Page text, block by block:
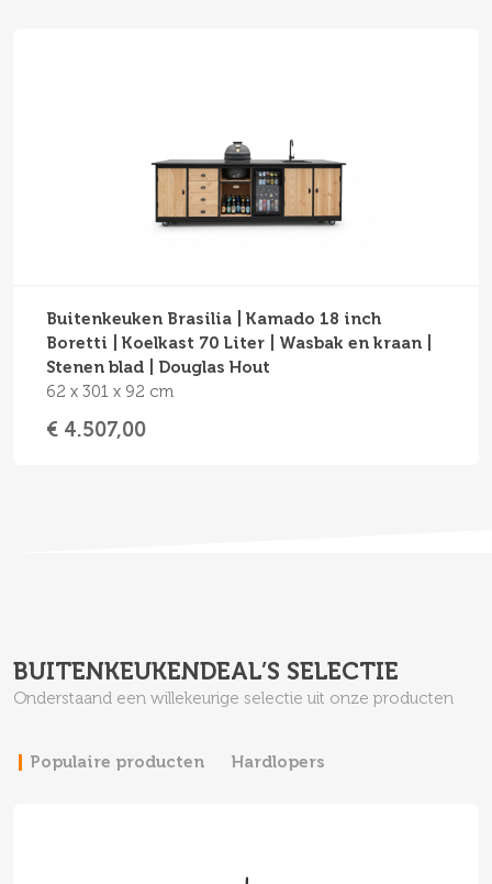
Buitenkeuken Brasilia | Kamado 18 inch
Boretti | Koelkast 70 Liter | Wasbak en kraan |
Stenen blad | Douglas Hout
62 x 301 x 92 cm
€ 4.507,00
BUITENKEUKENDEAL’S SELECTIE
Onderstaand een willekeurige selectie uit onze producten
Populaire producten Hardlopers